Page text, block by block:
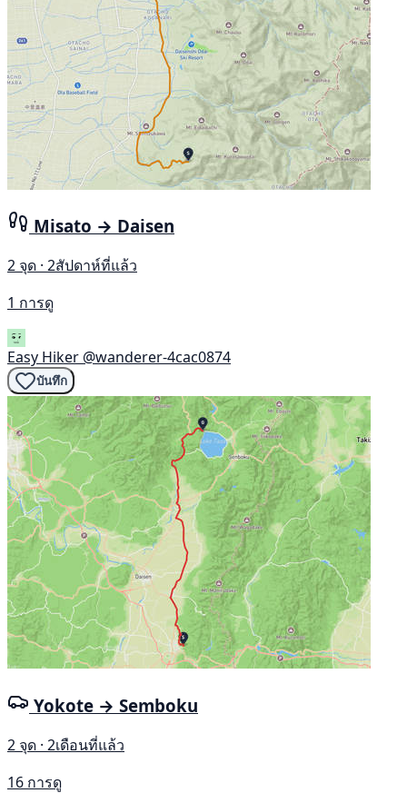
Misato → Daisen
2 จุด · 2สัปดาห์ที่แล้ว
1 การดู
Easy Hiker @wanderer-4cac0874
บันทึก
Yokote → Semboku
2 จุด · 2เดือนที่แล้ว
16 การดู